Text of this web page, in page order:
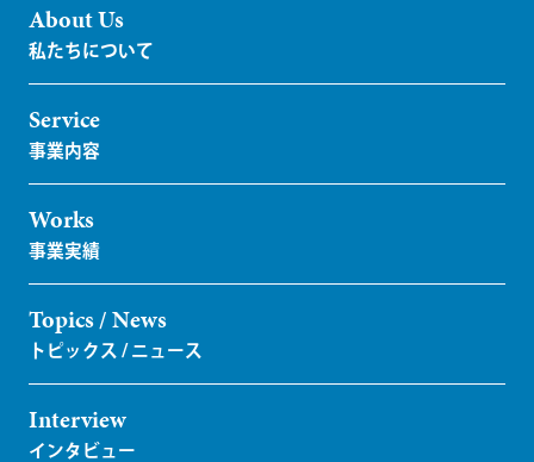
About Us
Service
Works
Topics / News
Interview